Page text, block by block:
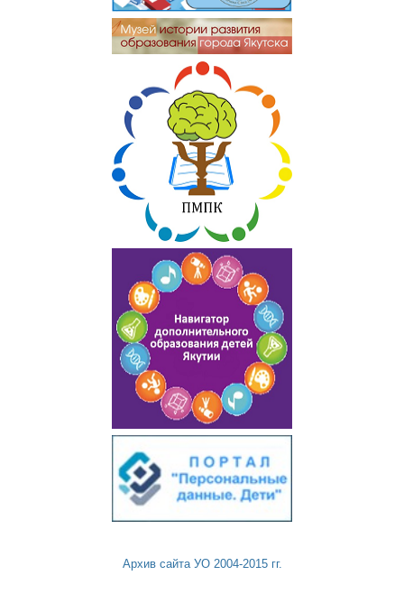
Архив сайта УО 2004-2015 гг.